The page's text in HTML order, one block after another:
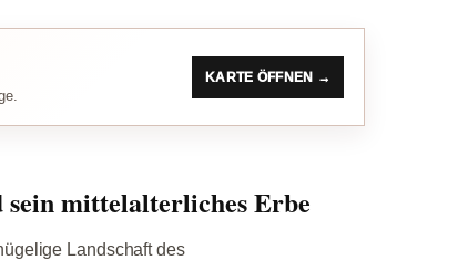
KARTE ÖFFNEN →
sein mittelalterliches Erbe
Landschaft des